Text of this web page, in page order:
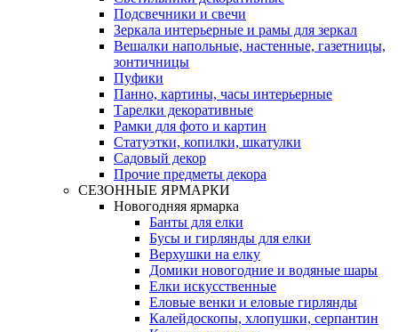
Подсвечники и свечи
Зеркала интерьерные и рамы для зеркал
Вешалки напольные, настенные, газетницы,
зонтичницы
Пуфики
Панно, картины, часы интерьерные
Тарелки декоративные
Рамки для фото и картин
Статуэтки, копилки, шкатулки
Садовый декор
Прочие предметы декора
СЕЗОННЫЕ ЯРМАРКИ
Новогодняя ярмарка
Банты для елки
Бусы и гирлянды для елки
Верхушки на елку
Домики новогодние и водяные шары
Елки искусственные
Еловые венки и еловые гирлянды
Калейдоскопы, хлопушки, серпантин